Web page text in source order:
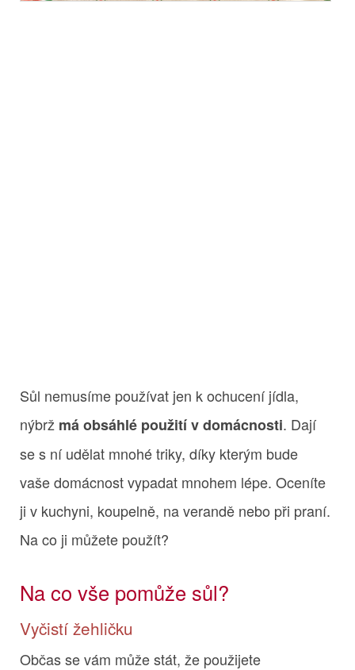
Sůl nemusíme používat jen k ochucení jídla,
nýbrž má obsáhlé použití v domácnosti. Dají
se s ní udělat mnohé triky, díky kterým bude
vaše domácnost vypadat mnohem lépe. Oceníte
ji v kuchyni, koupelně, na verandě nebo při praní.
Na co ji můžete použít?
Na co vše pomůže sůl?
Vyčistí žehličku
Občas se vám může stát, že použijete